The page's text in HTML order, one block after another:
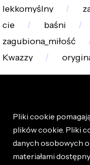
lekkomyślny
cie
baśni
zagubiona_miłość
Kwazzy
Pliki cookie
plików cookie. Pliki
danych osobowych
materiałami